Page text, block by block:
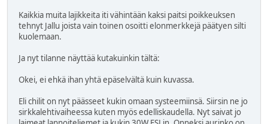
Kaikkia muita lajikkeita iti vähintään kaksi paitsi poikkeuksen
tehnyt Jallu joista vain toinen osoitti elonmerkkejä päätyen silti
kuolemaan.
Ja nyt tilanne näyttää kutakuinkin tältä:
Okei, ei ehkä ihan yhtä epäselvältä kuin kuvassa.
Eli chilit on nyt päässeet kukin omaan systeemiinsä. Siirsin ne jo
sirkkalehtivaiheessa kuten myös edelliskaudella. Nyt saivat jo